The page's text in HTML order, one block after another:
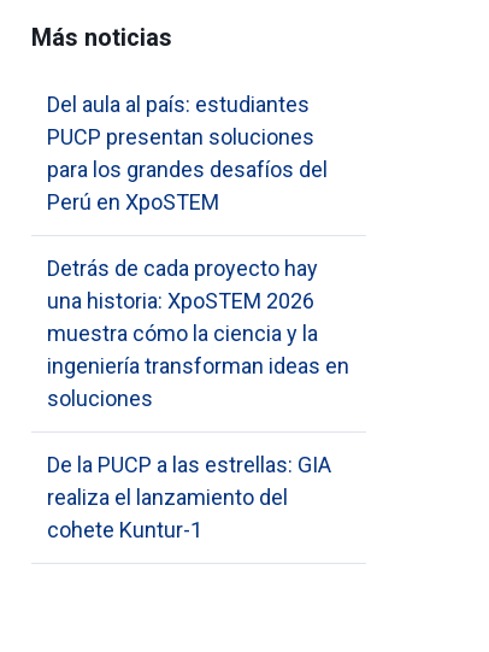
Más noticias
Del aula al país: estudiantes
PUCP presentan soluciones
para los grandes desafíos del
Perú en XpoSTEM
Detrás de cada proyecto hay
una historia: XpoSTEM 2026
muestra cómo la ciencia y la
ingeniería transforman ideas en
soluciones
De la PUCP a las estrellas: GIA
realiza el lanzamiento del
cohete Kuntur-1